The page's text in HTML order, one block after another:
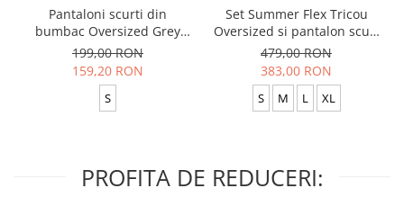
Pantaloni scurti din
bumbac Oversized Grey
Anthracite
199,00 RON
159,20 RON
S
Set Summer Flex Tricou
Oversized si pantalon scurt
Baggy Black
479,00 RON
383,00 RON
S M L XL
PROFITA DE REDUCERI: